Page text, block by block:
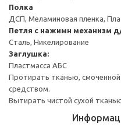
Полка
ДСП, Меламиновая пленка,
Петля с нажимн механизм
Сталь, Никелирование
Заглушка:
Пластмасса АБС
Протирать тканью,
средством.
Вытирать чистой сухой